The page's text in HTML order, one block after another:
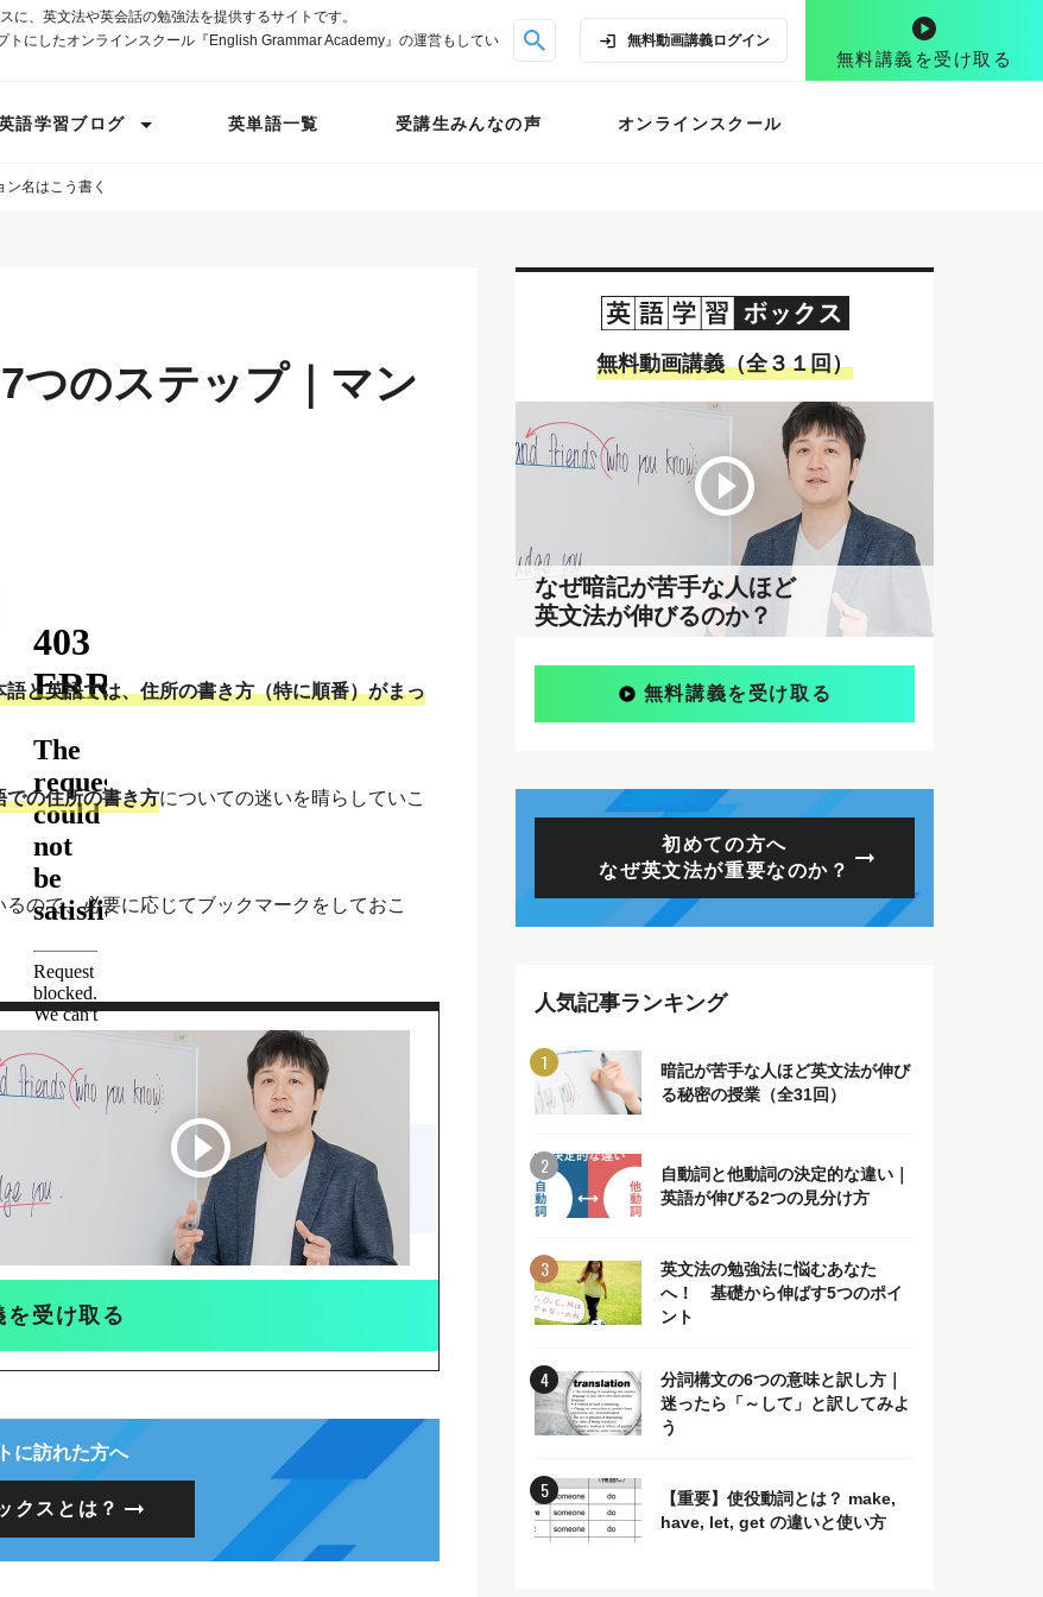
に、英文法や英会話の勉強法を提供するサイトです。
トにしたオンラインスクール『English Grammar Academy』の運営もしてい
無料動画講義ログイン
無料講義を受け取る
語学習ブログ 英単語一覧 受講生みんなの声 オンラインスクール
名はこう書く
つのステップ｜マン
語と英語では、住所の書き方（特に順番）がまっ
での住所の書き方についての迷いを晴らしていこ
るので、必要に応じてブックマークをしておこ
を受け取る
に訪れた方へ
クスとは？
無料動画講義（全３１回）
なぜ暗記が苦手な人ほど
英文法が伸びるのか？
無料講義を受け取る
初めての方へ
なぜ英文法が重要なのか？
人気記事ランキング
暗記が苦手な人ほど英文法が伸び
る秘密の授業（全31回）
自動詞と他動詞の決定的な違い｜
英語が伸びる2つの見分け方
英文法の勉強法に悩むあなた
へ！ 基礎から伸ばす5つのポイ
ント
分詞構文の6つの意味と訳し方｜
迷ったら「～して」と訳してみよ
う
【重要】使役動詞とは？ make,
have, let, get の違いと使い方